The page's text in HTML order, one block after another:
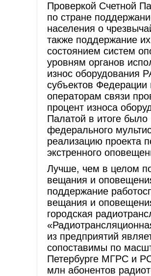
Проверкой Счетной
по стране
населения о
также поддержание
состоянием систем
уровням органов
износ оборудования
субъектов
операторам связи
процент износа
Палатой в итоге
федерального
реализацию проекта
экстренного
Лучше, чем в целом
вещания и
поддержание
вещания и
городская
из предприятий
сопоставимы по
Петербурге МГРС и
млн абонентов